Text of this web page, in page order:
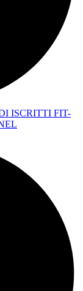
ISCRITTI FIT-